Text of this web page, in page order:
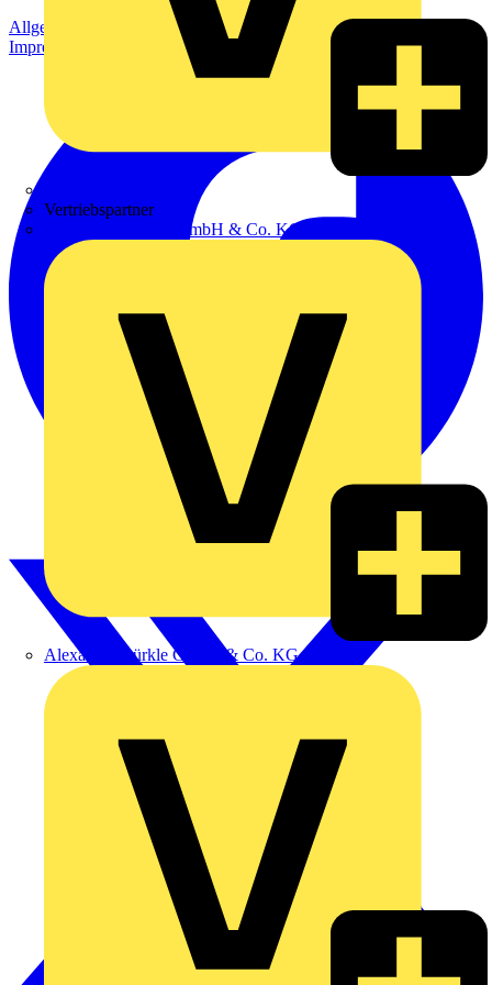
Vertriebspartner
Adalbert Zajadacz GmbH & Co. KG
Alexander Bürkle GmbH & Co. KG
Allgemeine Geschäftsbedingungen
Datenschutzerklärung
Impressum